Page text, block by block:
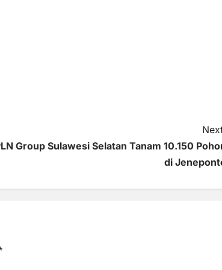
Group Sulawesi Selatan Tanam 10.150
di